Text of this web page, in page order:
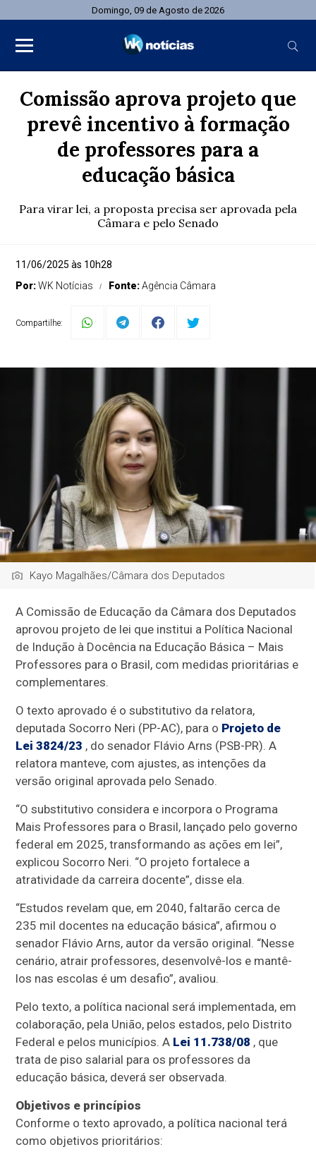
Domingo, 09 de Agosto de 2026
Comissão aprova projeto que
prevê incentivo à formação
de professores para a
educação básica
Para virar lei, a proposta precisa ser aprovada pela
Câmara e pelo Senado
11/06/2025 às 10h28
Por:WK Notícias Fonte:Agência Câmara
Compartilhe:
Kayo Magalhães/Câmara dos Deputados
A Comissão de Educação da Câmara dos Deputados
aprovou projeto de lei que institui a Política Nacional
de Indução à Docência na Educação Básica – Mais
Professores para o Brasil, com medidas prioritárias e
complementares.
O texto aprovado é osubstitutivo da relatora,
deputada Socorro Neri (PP-AC), para o Projeto de
Lei 3824/23 , do senador Flávio Arns (PSB-PR). A
relatora manteve, com ajustes, as intenções da
versão original aprovada pelo Senado.
“O substitutivo considera e incorpora o Programa
Mais Professores para o Brasil, lançado pelo governo
federal em 2025, transformando as ações em lei”,
explicou Socorro Neri. “O projeto fortalece a
atratividade da carreira docente”, disse ela.
“Estudos revelam que, em 2040, faltarão cerca de
235 mil docentes na educação básica”, afirmou o
senador Flávio Arns, autor da versão original. “Nesse
cenário, atrair professores, desenvolvê-los e mantê-
los nas escolas é um desafio”, avaliou.
Pelo texto, a política nacional será implementada, em
colaboração, pela União, pelos estados, pelo Distrito
Federal e pelos municípios. A Lei 11.738/08 , que
trata de piso salarial para os professores da
educação básica, deverá ser observada.
Objetivos e princípios
Conforme o texto aprovado, a política nacional terá
como objetivos prioritários: